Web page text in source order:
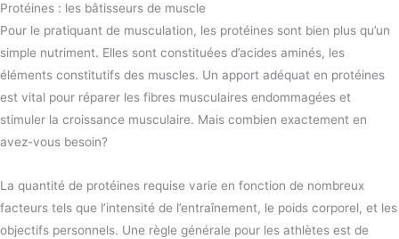
Protéines : les bâtisseurs de muscle
Pour le pratiquant de musculation, les protéines sont bien plus qu’un
simple nutriment. Elles sont constituées d’acides aminés, les
éléments constitutifs des muscles. Un apport adéquat en protéines
est vital pour réparer les fibres musculaires endommagées et
stimuler la croissance musculaire. Mais combien exactement en
avez-vous besoin?
La quantité de protéines requise varie en fonction de nombreux
facteurs tels que l’intensité de l’entraînement, le poids corporel, et les
objectifs personnels. Une règle générale pour les athlètes est de